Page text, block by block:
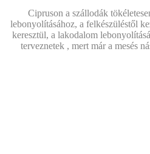
Cipruson a szállodák
lebonyolításához, a felkészüléstől
keresztül, a lakodalom
terveznetek , mert már a mesés